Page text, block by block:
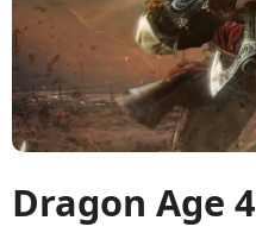
Dragon Age 4